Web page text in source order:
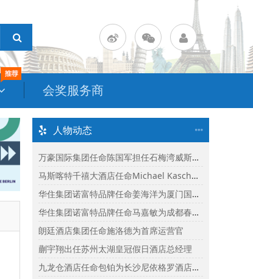
会奖服务商
人物动态
万豪国际集团任命陈国军担任石梅湾威斯汀度假酒店总经理
马斯喀特千禧大酒店任命Michael Kasch为酒店总经理
华住集团诺富特品牌任命姜海洋为厦门国际会议中心诺富特酒店总经理
华住集团诺富特品牌任命马嘉敏为成都春熙路诺富特酒店总经理
朗廷酒店集团任命施洛德为首席运营官
蒯宇翔出任苏州太湖皇冠假日酒店总经理
九龙仓酒店任命包铂为长沙尼依格罗酒店及长沙玛珂酒店区域总经理